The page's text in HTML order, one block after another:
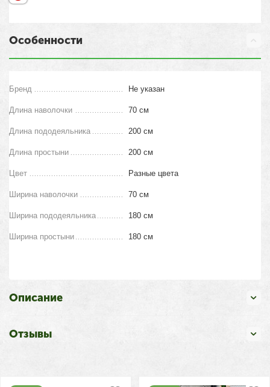
Особенности
Бренд Не указан
Длина наволочки 70 см
Длина пододеяльника 200 см
Длина простыни 200 см
Цвет Разные цвета
Ширина наволочки 70 см
Ширина пододеяльника 180 см
Ширина простыни 180 см
Описание
Отзывы